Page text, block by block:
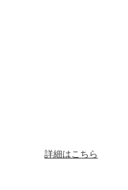
詳細はこちら